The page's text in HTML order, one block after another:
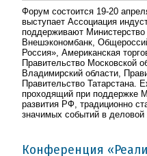
Форум состоится 19-20
выступает Ассоциация
поддерживают Министерство
Внешэкономбанк,
Россия», Американская
Правительство Московской
Владимирский области,
Правительство Татарстана.
проходящий при поддержке
развития РФ, традиционно
значимых событий в деловой
Конференция